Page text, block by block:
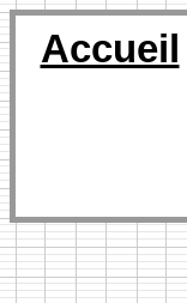
Accueil